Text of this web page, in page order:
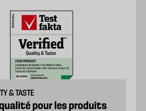
& TASTE
qualité pour les produits